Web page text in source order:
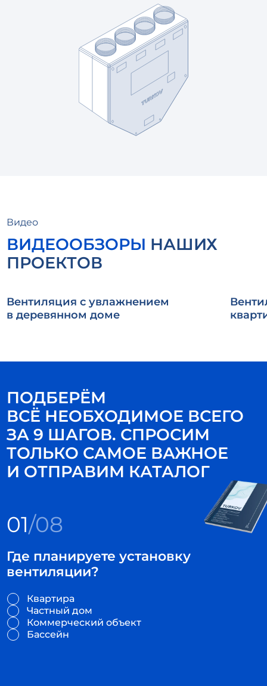
Видео
ВИДЕООБЗОРЫ НАШИХ
ПРОЕКТОВ
Вентиляция с увлажнением
в деревянном доме
ПОДБЕРЁМ
ВСЁ НЕОБХОДИМОЕ ВСЕГО
ЗА 9 ШАГОВ. СПРОСИМ
ТОЛЬКО САМОЕ ВАЖНОЕ
И ОТПРАВИМ КАТАЛОГ
01/08
Где планируете установку
вентиляции?
Квартира
Частный дом
Коммерческий объект
Бассейн